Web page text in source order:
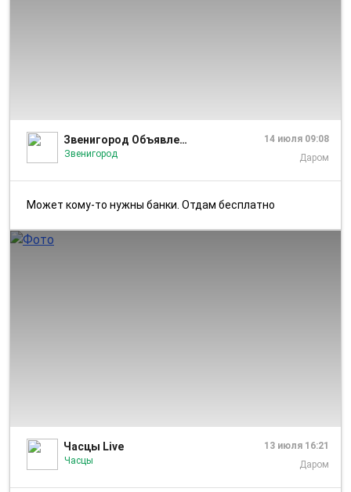
Звенигород Объявления
Звенигород
14 июля 09:08
Даром
Может кому-то нужны банки. Отдам бесплатно
Часцы Live
Часцы
13 июля 16:21
Даром